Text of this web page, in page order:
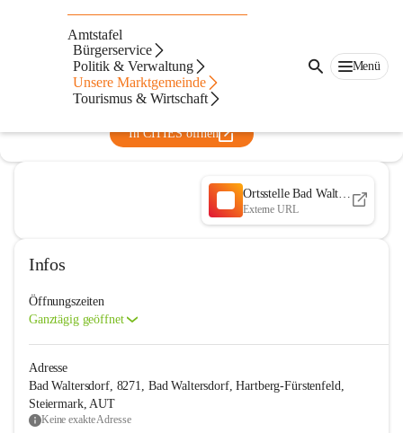
Amtstafel
Bürgerservice
Politik & Verwaltung
Unsere Marktgemeinde
Tourismus & Wirtschaft
Menü
Rotes Kreuz Ortsstelle Bad
Waltersdorf
@rotes-kreuz-osterreich-ortsstelle-bad-waltersdorf
Rotes Kreuz
In CITIES öffnen
Externe URL
Infos
Öffnungszeiten
Ganztägig geöffnet
Adresse
Bad Waltersdorf, 8271, Bad Waltersdorf, Hartberg-Fürstenfeld,
Steiermark, AUT
Keine exakte Adresse